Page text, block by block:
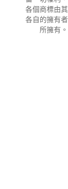
各個商標由其
各自的擁有者
所擁有。